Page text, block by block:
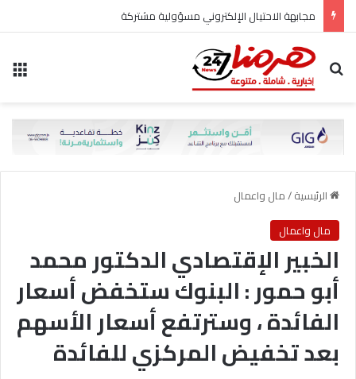
مجابهة الاحتيال الإلكتروني مسؤولية مشتركة
بحث عن
الرئيسية/مال واعمال
مال واعمال
الخبير الإقتصادي الدكتور محمد
أبو حمور : البنوك ستخفض أسعار
الفائدة ، وسترتفع أسعار الأسهم
بعد تخفيض المركزي للفائدة